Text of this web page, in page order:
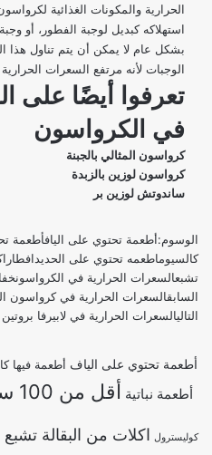
الحرارية والمكونات الغذائية
استهلاكه كبديل لوجبة الفطور، أو
بشكل عام لا يمكن أن يتم تناول
الوجبات لأنه مرتفع السعرات
تعرفوا أيضًا على
في الكرواسون
كرواسون المثالي بالجبنة
كرواسون لوزين بالزبدة
ساندوتش لوزين بر
الوسوم:أطعمة تحتوي على اليافأطعمة
كالسيوماطعمه تحتوي على الحديدافطار
تشبعالسعرات الحرارية في الكرواسون
السابقالسعرات الحرارية في كرواسون
التاليالسعرات الحرارية في لابيرفا بروتين
أطعمة تحتوي على الياف أطعمة فيها
أطعمة نباتية أقل من 100 سعرة حرارية
كوليسترول اكلات من البقالة تشبع